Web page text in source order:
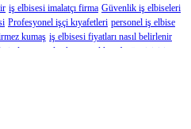
iş elbisesi imalatçı firma Güvenlik iş elbiseleri
Profesyonel işçi kıyafetleri personel iş elbise
kumaş iş elbisesi fiyatları nasıl belirlenir
tasarımlar kurumsal kıyafet üreticisi iş